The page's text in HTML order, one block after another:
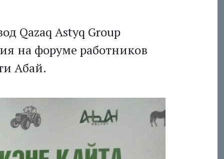
Qazaq Astyq Group
на форуме работников
Абай.